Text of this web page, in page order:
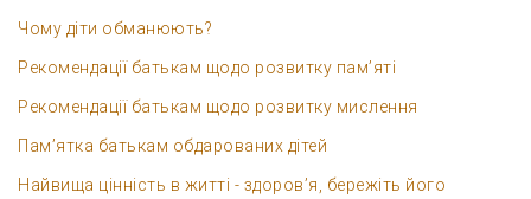
Чому діти обманюють?
Рекомендації батькам щодо розвитку пам’яті
Рекомендації батькам щодо розвитку мислення
Пам’ятка батькам обдарованих дітей
Найвища цінність в житті - здоров’я, бережіть його